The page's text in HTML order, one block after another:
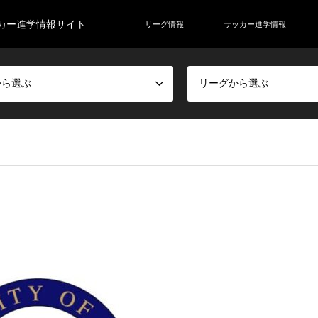
ー進学情報サイト リーグ情報 サッカー進学情報
選ぶ リーグから選ぶ